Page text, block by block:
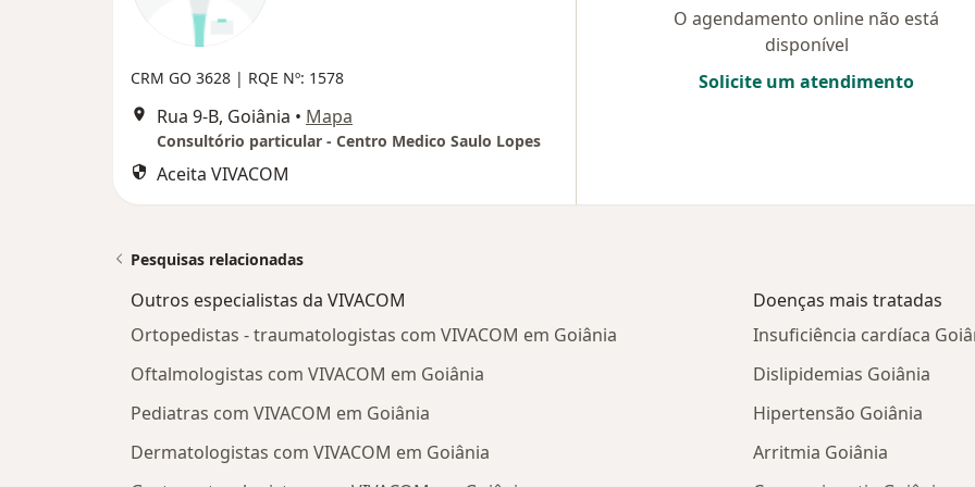
CRM GO 3628 | RQE Nº: 1578
Rua 9-B, Goiânia • Mapa
Consultório particular - Centro Medico Saulo Lopes
Aceita VIVACOM
O agendamento online não está
disponível
Solicite um atendimento
Pesquisas relacionadas
Outros especialistas da VIVACOM
Ortopedistas - traumatologistas com VIVACOM em Goiânia
Oftalmologistas com VIVACOM em Goiânia
Pediatras com VIVACOM em Goiânia
Dermatologistas com VIVACOM em Goiânia
Doenças mais tratadas
Insuficiência cardíaca
Dislipidemias Goiânia
Hipertensão Goiânia
Arritmia Goiânia